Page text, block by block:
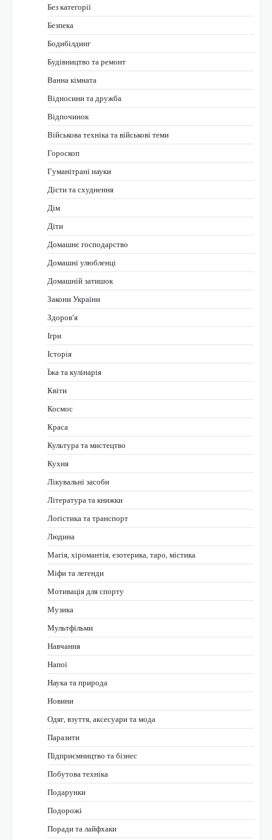
Без категорії
Безпека
Бодибілдинг
Будівництво та ремонт
Ванна кімната
Відносини та дружба
Відпочинок
Військова техніка та військові теми
Гороскоп
Гуманітрані науки
Дієти та схуднення
Дім
Діти
Домашнє господарство
Домашні улюбленці
Домашній затишок
Закони України
Здоров'я
Ігри
Історія
Їжа та кулінарія
Квіти
Космос
Краса
Культура та мистецтво
Кухня
Лікувальні засоби
Література та книжки
Логістика та транспорт
Людина
Магія, хіромантія, езотерика, таро, містика
Міфи та легенди
Мотивація для спорту
Музика
Мультфільми
Навчання
Напої
Наука та природа
Новини
Одяг, взуття, аксесуари та мода
Паразити
Підприємництво та бізнес
Побутова техніка
Подарунки
Подорожі
Поради та лайфхаки